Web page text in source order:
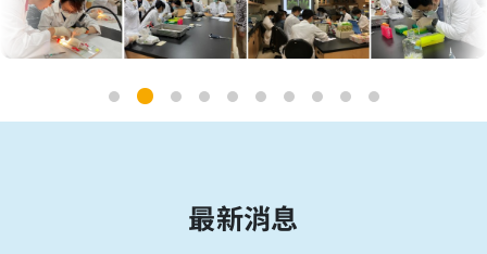
最新消息